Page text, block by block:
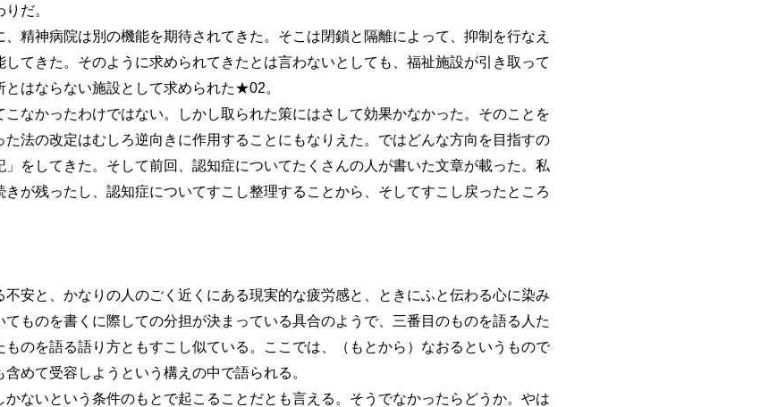
だ。
精神病院は別の機能を期待されてきた。そこは閉鎖と隔離によって、抑制を行なえ
てきた。そのように求められてきたとは言わないとしても、福祉施設が引き取って
はならない施設として求められた★02。
なかったわけではない。しかし取られた策にはさして効果かなかった。そのことを
法の改定はむしろ逆向きに作用することにもなりえた。ではどんな方向を目指すの
をしてきた。そして前回、認知症についてたくさんの人が書いた文章が載った。私
が残ったし、認知症についてすこし整理することから、そしてすこし戻ったところ
安と、かなりの人のごく近くにある現実的な疲労感と、ときにふと伝わる心に染み
ものを書くに際しての分担が決まっている具合のようで、三番目のものを語る人た
のを語る語り方ともすこし似ている。ここでは、（もとから）なおるというもので
めて受容しようという構えの中で語られる。
ないという条件のもとで起こることだとも言える。そうでなかったらどうか。やは